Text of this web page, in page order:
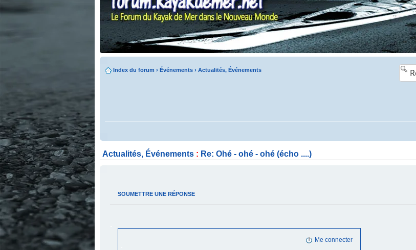
Index du forum › Événements› Actualités, Événements
Actualités, Événements : Re: Ohé - ohé - ohé (écho ....)
..
SOUMETTRE UNE RÉPONSE
Me connecter